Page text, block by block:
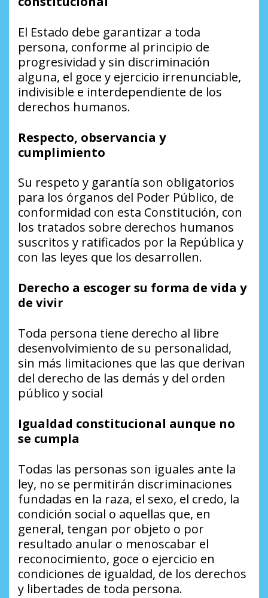
El Estado debe garantizar a toda
persona, conforme al principio de
progresividad y sin discriminación
alguna, el goce y ejercicio irrenunciable,
indivisible e interdependiente de los
derechos humanos.
Respecto, observancia y
cumplimiento
Su respeto y garantía son obligatorios
para los órganos del Poder Público, de
conformidad con esta Constitución, con
los tratados sobre derechos humanos
suscritos y ratificados por la República y
con las leyes que los desarrollen.
Derecho a escoger su forma de vida y
de vivir
Toda persona tiene derecho al libre
desenvolvimiento de su personalidad,
sin más limitaciones que las que derivan
del derecho de las demás y del orden
público y social
Igualdad constitucional aunque no
se cumpla
Todas las personas son iguales ante la
ley, no se permitirán discriminaciones
fundadas en la raza, el sexo, el credo, la
condición social o aquellas que, en
general, tengan por objeto o por
resultado anular o menoscabar el
reconocimiento, goce o ejercicio en
condiciones de igualdad, de los derechos
y libertades de toda persona.